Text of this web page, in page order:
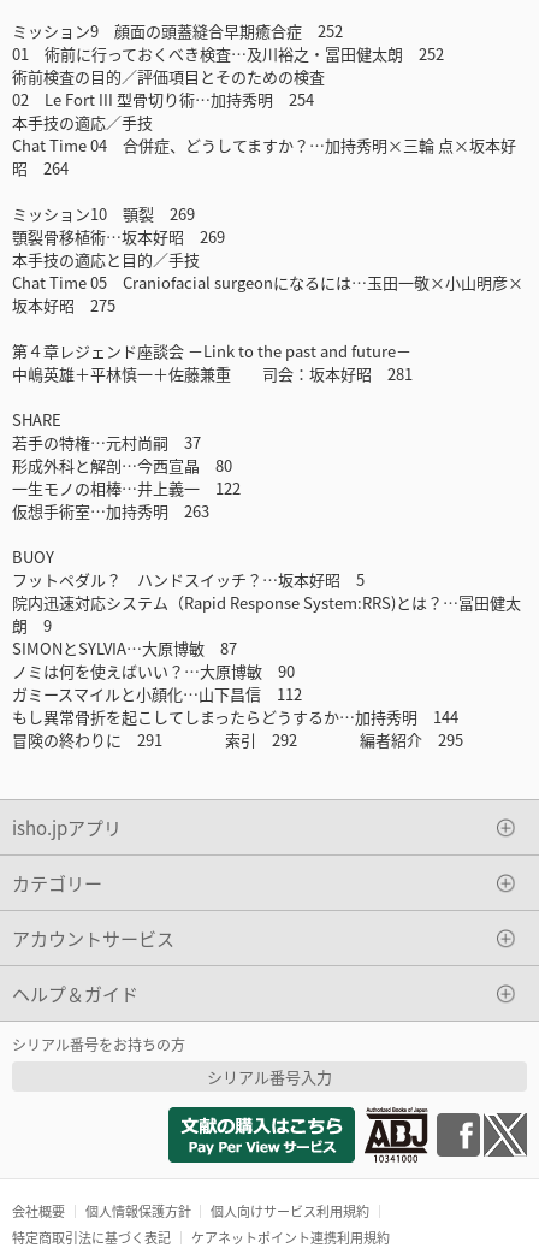
ミッション9 顔面の頭蓋縫合早期癒合症 252
01 術前に行っておくべき検査…及川裕之・冨田健太朗 252
術前検査の目的／評価項目とそのための検査
02 Le Fort III 型骨切り術…加持秀明 254
本手技の適応／手技
Chat Time 04 合併症、どうしてますか？…加持秀明×三輪 点×坂本好
昭 264
ミッション10 顎裂 269
顎裂骨移植術…坂本好昭 269
本手技の適応と目的／手技
Chat Time 05 Craniofacial surgeonになるには…玉田一敬×小山明彦×
坂本好昭 275
第４章レジェンド座談会 －Link to the past and future－
中嶋英雄＋平林慎一＋佐藤兼重 司会：坂本好昭 281
SHARE
若手の特権…元村尚嗣 37
形成外科と解剖…今西宣晶 80
一生モノの相棒…井上義一 122
仮想手術室…加持秀明 263
BUOY
フットペダル？ ハンドスイッチ？…坂本好昭 5
院内迅速対応システム（Rapid Response System:RRS)とは？…冨田健太
朗 9
SIMONとSYLVIA…大原博敏 87
ノミは何を使えばいい？…大原博敏 90
ガミースマイルと小顔化…山下昌信 112
もし異常骨折を起こしてしまったらどうするか…加持秀明 144
冒険の終わりに 291 索引 292 編者紹介 295
isho.jpアプリ
カテゴリー
アカウントサービス
ヘルプ＆ガイド
シリアル番号をお持ちの方
シリアル番号入力
会社概要 個人情報保護方針
個人向けサービス利用規約
特定商取引法に基づく表記
ケアネットポイント連携利用規約